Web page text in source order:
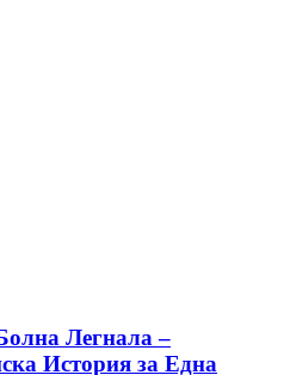
Легнала –
История за Една